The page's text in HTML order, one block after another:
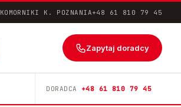
KOMORNIKI K. POZNANIA+48 61 810 79 45
Zapytaj doradcy
DORADCA +48 61 810 79 45